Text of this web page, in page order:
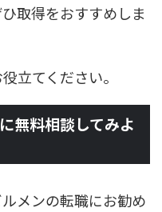
取得をおすすめしま
立てください。
無料相談してみよ
メンの転職にお勧め